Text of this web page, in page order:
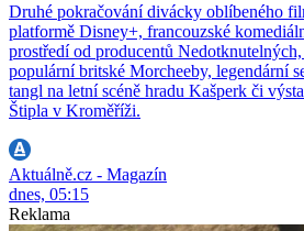
Druhé pokračování divácky oblíbeného
platformě Disney+, francouzské
prostředí od producentů
populární britské Morcheeby, legendární
tangl na letní scéně hradu Kašperk či
Štipla v Kroměříži.
Aktuálně.cz - Magazín
dnes, 05:15
Reklama